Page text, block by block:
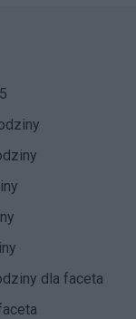
dla faceta